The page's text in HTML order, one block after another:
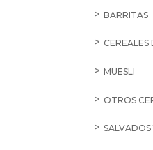
BARRITAS
CEREALES
MUESLI
OTROS